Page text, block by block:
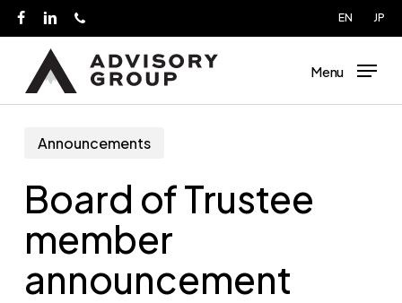
Skip
to
content
facebooklinkedin
EN JP
Menu
Announcements
Board of Trustee
member
announcement